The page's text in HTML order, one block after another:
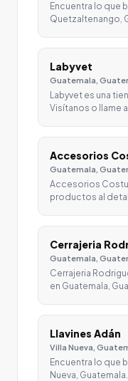
Encuentra lo que
Quetzaltenango,
Labyvet
Guatemala,
Labyvet es una
Visítanos o llame
Accesorios
Guatemala,
Accesorios
productos al
Cerrajeria
Guatemala,
Cerrajeria
en Guatemala,
Llavines Adán
Villa Nueva,
Encuentra lo que
Nueva,